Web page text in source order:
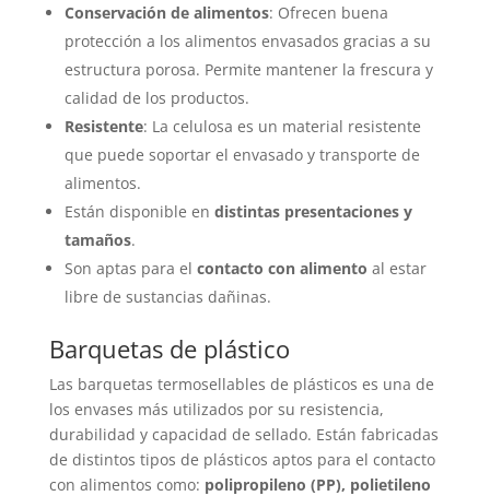
Conservación de alimentos: Ofrecen buena
protección a los alimentos envasados gracias a su
estructura porosa. Permite mantener la frescura y
calidad de los productos.
Resistente: La celulosa es un material resistente
que puede soportar el envasado y transporte de
alimentos.
Están disponible en distintas presentaciones y
tamaños.
Son aptas para el contacto con alimento al estar
libre de sustancias dañinas.
Barquetas de plástico
Las barquetas termosellables de plásticos es una de
los envases más utilizados por su resistencia,
durabilidad y capacidad de sellado. Están fabricadas
de distintos tipos de plásticos aptos para el contacto
con alimentos como: polipropileno (PP), polietileno